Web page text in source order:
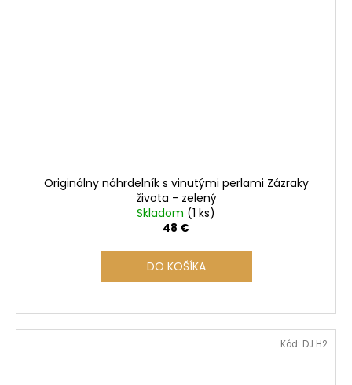
Originálny náhrdelník s vinutými perlami Zázraky
života - zelený
Skladom (1 ks)
48 €
DO KOŠÍKA
Kód: DJ H2